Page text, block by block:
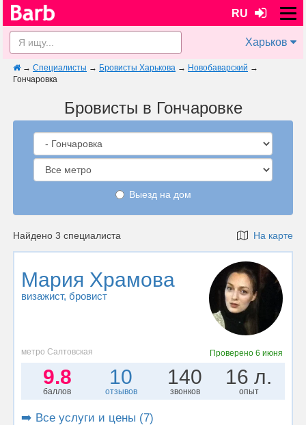
RU
Харьков
→ Специалисты → Бровисты Харькова → Новобаварский →
Гончаровка
Бровисты в Гончаровке
Выезд на дом
Найдено 3 специалиста На карте
Мария Храмова
визажист, бровист
метро Салтовская Проверено 6 июня
9.8
баллов
10
отзывов
140
звонков
16 л.
опыт
➡️ Все услуги и цены (7)